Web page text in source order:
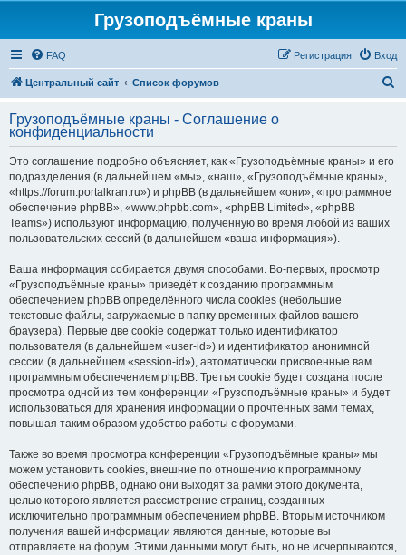
Грузоподъёмные краны
FAQ Вход
Регистрация
Центральный сайт Список форумов
с
Грузоподъёмные краны - Соглашение о
конфиденциальности
Это соглашение подробно объясняет, как «Грузоподъёмные краны» и его
подразделения (в дальнейшем «мы», «наш», «Грузоподъёмные краны»,
«https://forum.portalkran.ru») и phpBB (в дальнейшем «они», «программное
обеспечение phpBB», «www.phpbb.com», «phpBB Limited», «phpBB
Teams») используют информацию, полученную во время любой из ваших
пользовательских сессий (в дальнейшем «ваша информация»).
Ваша информация собирается двумя способами. Во-первых, просмотр
«Грузоподъёмные краны» приведёт к созданию программным
обеспечением phpBB определённого числа cookies (небольшие
текстовые файлы, загружаемые в папку временных файлов вашего
браузера). Первые две cookie содержат только идентификатор
пользователя (в дальнейшем «user-id») и идентификатор анонимной
сессии (в дальнейшем «session-id»), автоматически присвоенные вам
программным обеспечением phpBB. Третья cookie будет создана после
просмотра одной из тем конференции «Грузоподъёмные краны» и будет
использоваться для хранения информации о прочтённых вами темах,
повышая таким образом удобство работы с форумами.
Также во время просмотра конференции «Грузоподъёмные краны» мы
можем установить cookies, внешние по отношению к программному
обеспечению phpBB, однако они выходят за рамки этого документа,
целью которого является рассмотрение страниц, созданных
исключительно программным обеспечением phpBB. Вторым источником
получения вашей информации являются данные, которые вы
отправляете на форум. Этими данными могут быть, но не исчерпываются,